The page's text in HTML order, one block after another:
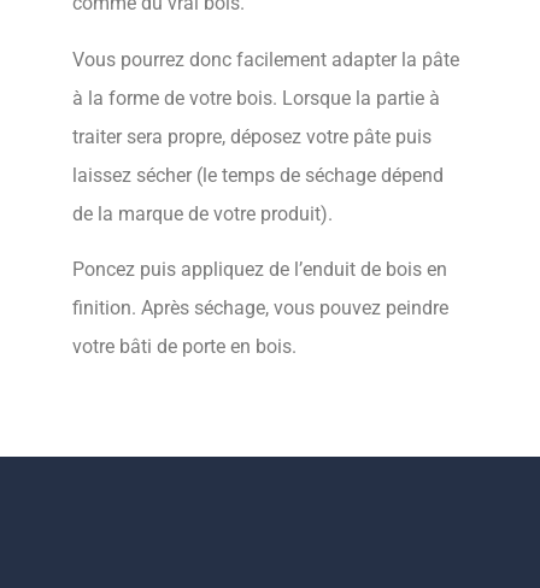
Vous pourrez donc facilement adapter la pâte
à la forme de votre bois. Lorsque la partie à
traiter sera propre, déposez votre pâte puis
laissez sécher (le temps de séchage dépend
de la marque de votre produit).
Poncez puis appliquez de l’enduit de bois en
finition. Après séchage, vous pouvez peindre
votre bâti de porte en bois.